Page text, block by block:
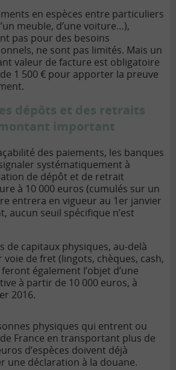
en espèces entre particuliers
meuble, d’une voiture…),
pas pour des besoins
ne sont pas limités. Mais un
valeur de facture est obligatoire
1 500 € pour apporter la preuve
dépôts et des retraits
montant important
des paiements, les banques
systématiquement à
de dépôt et de retrait
à 10 000 euros (cumulés sur un
entrera en vigueur au 1er janvier
aucun seuil spécifique n’est
de capitaux physiques, au-delà
de fret (lingots, chèques, cash,
également l’objet d’une
à partir de 10 000 euros, à
2016.
physiques qui entrent ou
France en transportant plus de
d’espèces doivent déjà
une déclaration à la douane.